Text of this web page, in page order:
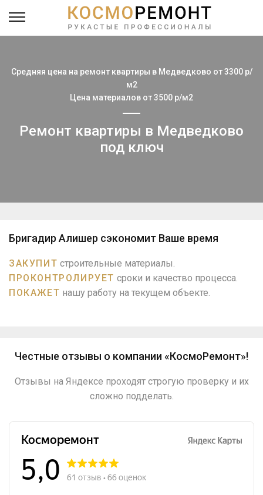
Средняя цена на ремонт квартиры в Медведково от 3300 р/
м2
Цена материалов от 3500 р/м2
Ремонт квартиры в Медведково
под ключ
Бригадир Алишер сэкономит Ваше время
ЗАКУПИТ строительные материалы.
ПРОКОНТРОЛИРУЕТ сроки и качество процесса.
ПОКАЖЕТ нашу работу на текущем объекте.
Честные отзывы о компании «КосмоРемонт»!
Отзывы на Яндексе проходят строгую проверку и их
сложно подделать.